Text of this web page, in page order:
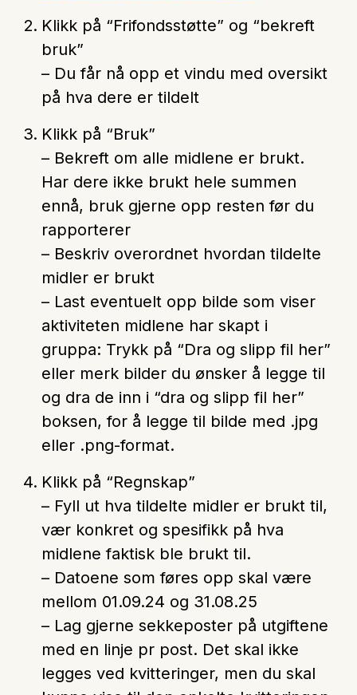
Klikk på “Frifondsstøtte” og “bekreft
bruk”
– Du får nå opp et vindu med oversikt
på hva dere er tildelt
Klikk på “Bruk”
– Bekreft om alle midlene er brukt.
Har dere ikke brukt hele summen
ennå, bruk gjerne opp resten før du
rapporterer
– Beskriv overordnet hvordan tildelte
midler er brukt
– Last eventuelt opp bilde som viser
aktiviteten midlene har skapt i
gruppa: Trykk på “Dra og slipp fil her”
eller merk bilder du ønsker å legge til
og dra de inn i “dra og slipp fil her”
boksen, for å legge til bilde med .jpg
eller .png-format.
Klikk på “Regnskap”
– Fyll ut hva tildelte midler er brukt til,
vær konkret og spesifikk på hva
midlene faktisk ble brukt til.
– Datoene som føres opp skal være
mellom 01.09.24 og 31.08.25
– Lag gjerne sekkeposter på utgiftene
med en linje pr post. Det skal ikke
legges ved kvitteringer, men du skal